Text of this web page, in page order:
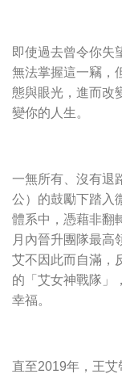
即使過去曾令你失
無法掌握這一竊，
態與眼光，進而改
變你的人生。
一無所有、沒有退
公）的鼓勵下踏入
體系中，憑藉非翻
月內晉升團隊最高
艾不因此而自滿，
的「艾女神戰隊」
幸福。
直至2019年，王